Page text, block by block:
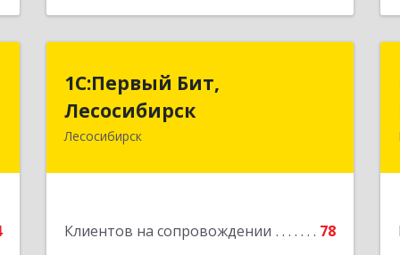
1С:Первый Бит,
Лесосибирск
Лесосибирск
Клиентов на сопровождении 78
Лесосибирск
662544, Красноярский край,
Подробнее